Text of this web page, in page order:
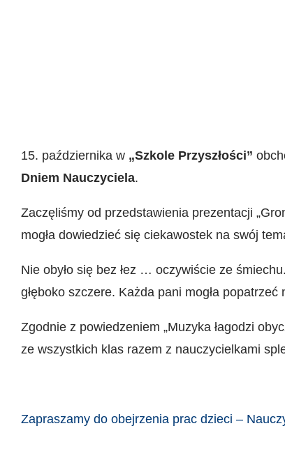
15. października w „Szkole Przyszłości”
Dniem Nauczyciela.
Zaczęliśmy od przedstawienia prezentacji
mogła dowiedzieć się ciekawostek na swój
Nie obyło się bez łez … oczywiście ze
głęboko szczere. Każda pani mogła
Zgodnie z powiedzeniem „Muzyka łagodzi
ze wszystkich klas razem z nauczycielkami
Zapraszamy do obejrzenia prac dzieci –